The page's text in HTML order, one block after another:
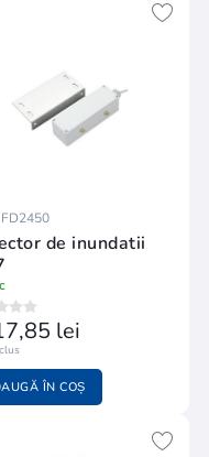
de inundatii
lei
ÎN COȘ